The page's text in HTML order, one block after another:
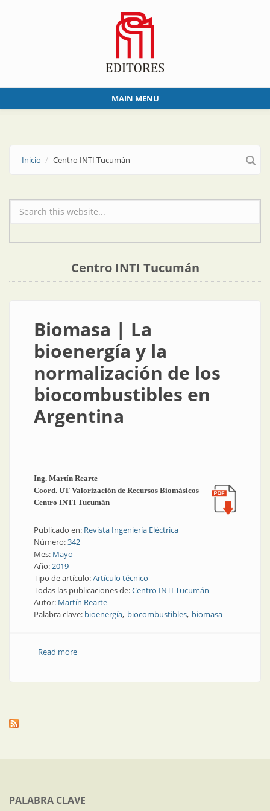
MAIN MENU
Inicio Centro INTI Tucumán
Formulario de búsqueda
Centro INTI Tucumán
Biomasa | La
bioenergía y la
normalización de los
biocombustibles en
Argentina
Ing. Martín Rearte
Coord. UT Valorización de Recursos Biomásicos
Centro INTI Tucumán
Publicado en: Revista Ingeniería Eléctrica
Número:342
Mes: Mayo
Año:2019
Tipo de artículo:Artículo técnico
Todas las publicaciones de:Centro INTI Tucumán
Autor: Martín Rearte
Palabra clave: bioenergía biocombustibles biomasa
Read moreabout Biomasa | La bioenergía y la normalización de
PALABRA CLAVE